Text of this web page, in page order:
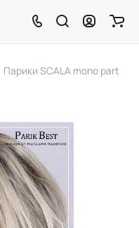
Парики SCALA mono part